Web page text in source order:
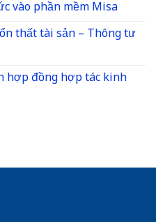
vào phần mềm Misa
thất tài sản – Thông tư
hợp đồng hợp tác kinh